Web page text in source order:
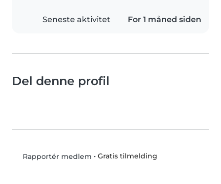
Seneste aktivitet For 1 måned siden
Del denne profil
Rapportér medlem • Gratis tilmelding